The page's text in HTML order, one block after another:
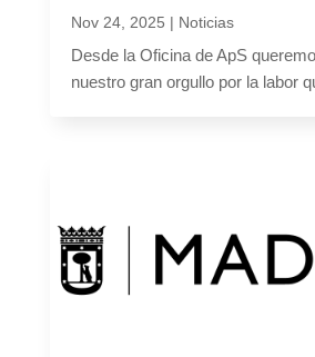
Nov 24, 2025 | Noticias
Desde la Oficina de ApS
nuestro gran orgullo por la labor